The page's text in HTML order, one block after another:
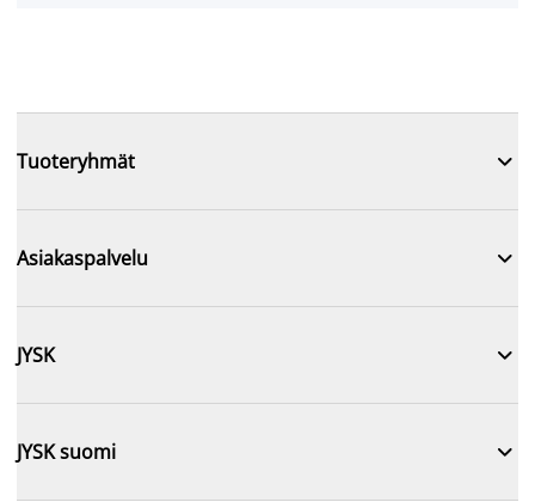
Tuoteryhmät 
Asiakaspalvelu 
JYSK 
JYSK suomi 